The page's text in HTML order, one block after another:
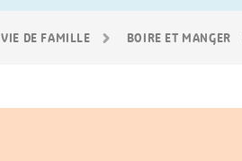
VIE DE FAMILLE BOIRE ET MANGER